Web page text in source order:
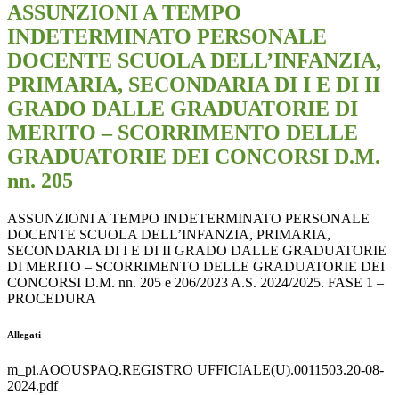
ASSUNZIONI A TEMPO
INDETERMINATO PERSONALE
DOCENTE SCUOLA DELL’INFANZIA,
PRIMARIA, SECONDARIA DI I E DI II
GRADO DALLE GRADUATORIE DI
MERITO – SCORRIMENTO DELLE
GRADUATORIE DEI CONCORSI D.M.
nn. 205
ASSUNZIONI A TEMPO INDETERMINATO PERSONALE
DOCENTE SCUOLA DELL’INFANZIA, PRIMARIA,
SECONDARIA DI I E DI II GRADO DALLE GRADUATORIE
DI MERITO – SCORRIMENTO DELLE GRADUATORIE DEI
CONCORSI D.M. nn. 205 e 206/2023 A.S. 2024/2025. FASE 1 –
PROCEDURA
Allegati
m_pi.AOOUSPAQ.REGISTRO UFFICIALE(U).0011503.20-08-
2024.pdf